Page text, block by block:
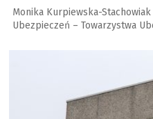
Monika Kurpiewska-Stachowiak
Ubezpieczeń – Towarzystwa